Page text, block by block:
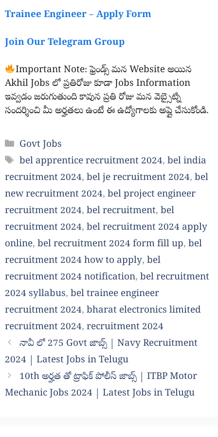
Trainee Engineer – Apply Form
Join Our Telegram Group
Important Note: ఫ్రెండ్స్ మన Website అయిన
Akhil Jobs లో ప్రతిరోజు కూడా Jobs Information
ఇవ్వడం జరుగుతుంది కావున ప్రతి రోజు మన వెబ్సైట్ని
సందర్శించి మీ అర్హతలు ఉంటే ఈ ఉద్యోగాలకు అప్లై చేసుకోండి.
Categories
Govt Jobs
Tags
bel apprentice recruitment 2024,bel india
recruitment 2024, bel je recruitment 2024, bel
new recruitment 2024, bel project engineer
recruitment 2024, bel recruitment, bel
recruitment 2024, bel recruitment 2024 apply
online, bel recruitment 2024 form fill up, bel
recruitment 2024 how to apply, bel
recruitment 2024 notification, bel recruitment
2024 syllabus, bel trainee engineer
recruitment 2024, bharat electronics limited
recruitment 2024, recruitment 2024
నావీ లో 275 Govt జాబ్స్ | Navy Recruitment
2024 | Latest Jobs in Telugu
10th అర్హత తో ట్రాఫిక్ పోలీస్ జాబ్స్ | ITBP Motor
Mechanic Jobs 2024 | Latest Jobs in Telugu